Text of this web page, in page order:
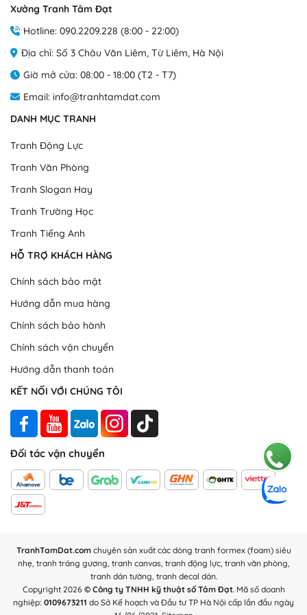
Thành phẩm tranh foam/formex tại xưởng tranh Tâm Đạt
Tranh Canvas
Loại 1: Tranh Canvas khung tràn viền truyền thống
Chất liệu tranh
thẳng lên vải Canvas cao cấp, loại vải này siêu bền, chống bay
màu và phai màu theo thời gian. Sau khi in xong, bề mặt tranh
sẽ được phủ một lớp hỗn hợp đặc biệt giúp tăng độ sắc nét,
màu sắc, độ bám dính của mực và chống thấm của bức tranh.
biến
thể.
tùy
chọn
thể
được
trên
sản
phẩm
Xưởng Tranh Tâm Đạt
Hotline: 090.2209.228 (8:00 - 22:00)
Địa chỉ: Số 3 Châu Văn Liêm, Từ Liêm, Hà Nội
Giờ mở cửa: 08:00 - 18:00 (T2 - T7)
Email: info@tranhtamdat.com
DANH MỤC TRANH
Tranh Động Lực
Tranh Văn Phòng
Tranh Slogan Hay
Tranh Trường Học
Tranh Tiếng Anh
HỖ TRỢ KHÁCH HÀNG
Chính sách bảo mật
Hướng dẫn mua hàng
Chính sách bảo hành
Chính sách vận chuyển
Hướng dẫn thanh toán
KẾT NỐI VỚI CHÚNG TÔI
Đối tác vận chuyển
TranhTamDat.comchuyên sản xuất các dòng tranh formex (foam) siêu
nhẹ, tranh tráng gương, tranh canvas, tranh động lực, tranh văn phòng,
tranh dán tường, tranh decal dán.
Copyright 2026 © Công ty TNHH kỹ thuật số Tâm Đạt. Mã số doanh
nghiệp: 0109673211 do Sở Kế hoạch và Đầu tư TP Hà Nội cấp lần đầu ngày